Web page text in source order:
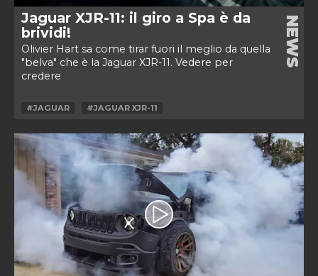
Jaguar XJR-11: il giro a Spa è da
brividi!
Olivier Hart sa come tirar fuori il meglio da quella
"belva" che è la Jaguar XJR-11. Vedere per
credere
NEWS
#JAGUAR #JAGUAR XJR-11